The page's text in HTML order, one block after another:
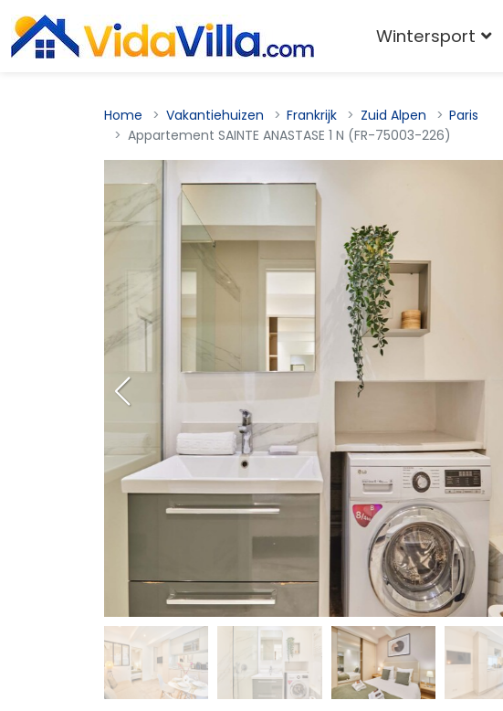
Home Vakantiehuizen Frankrijk Zuid Alpen
Paris
Appartement SAINTE ANASTASE 1 N (FR-75003-226)
Wintersport